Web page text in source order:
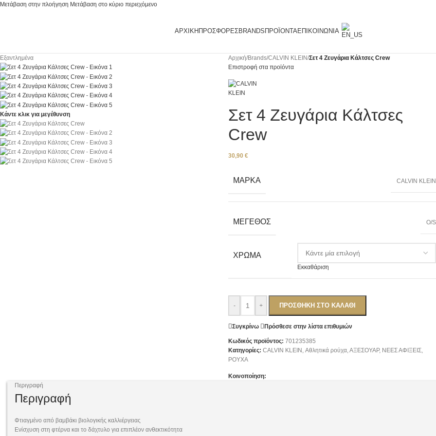
Μετάβαση στην πλοήγηση Μετάβαση στο κύριο περιεχόμενο
ΑΡΧΙΚΉΠΡΟΣΦΟΡΈΣBRANDSΠΡΟΪΌΝΤΑΕΠΙΚΟΙΝΩΝΊΑ
Εξαντλημένα
Κάντε κλικ για μεγέθυνση
Αρχική/Brands/CALVIN KLEIN/Σετ 4 Ζευγάρια Κάλτσες Crew
Επιστροφή στα προϊόντα
Σετ 4 Ζευγάρια Κάλτσες
Crew
30,90€
ΜΆΡΚΑ CALVIN KLEIN
ΜΈΓΕΘΟΣ O/S
ΧΡΏΜΑ
Εκκαθάριση
- + ΠΡΟΣΘΉΚΗ ΣΤΟ ΚΑΛΆΘΙ
Συγκρίνω Πρόσθεσε στην λίστα επιθυμιών
Κωδικός προϊόντος:701235385
Κατηγορίες: CALVIN KLEIN , Αθλητικά ρούχα,ΑΞΕΣΟΥΑΡ, ΝΕΕΣ ΑΦΙΞΕΙΣ,
ΡΟΥΧΑ
Κοινοποίηση:
Περιγραφή
Περιγραφή
Φτιαγμένο από βαμβάκι βιολογικής καλλιέργειας
Ενίσχυση στη φτέρνα και το δάχτυλο για επιπλέον ανθεκτικότητα